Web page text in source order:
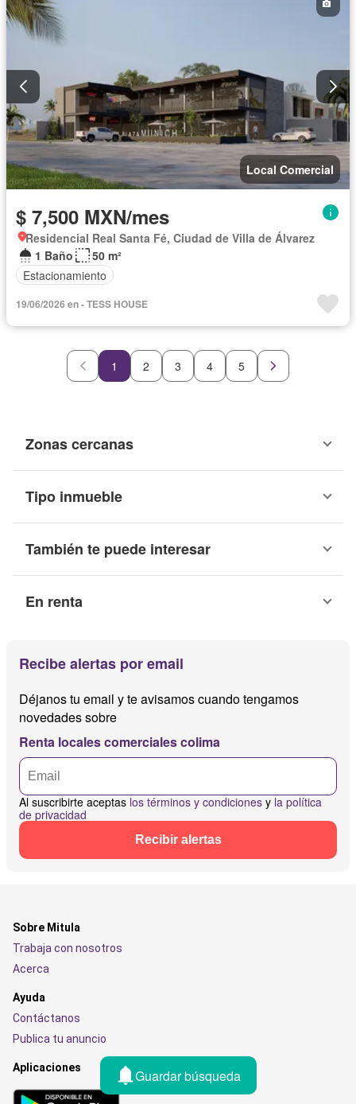
Local Comercial
$ 7,500 MXN/mes
Residencial Real Santa Fé, Ciudad de Villa de Álvarez
1 Baño
50 m²
Estacionamiento
19/06/2026 en - TESS HOUSE
1 2 3 4 5
Zonas cercanas
Tipo inmueble
También te puede interesar
En renta
Recibe alertas por email
Déjanos tu email y te avisamos cuando tengamos
novedades sobre
Renta locales comerciales colima
Al suscribirte aceptas los términos y condiciones y la política
de privacidad
Recibir alertas
Guardar búsqueda
Sobre Mitula
Trabaja con nosotros
Acerca
Ayuda
Contáctanos
Publica tu anuncio
Aplicaciones